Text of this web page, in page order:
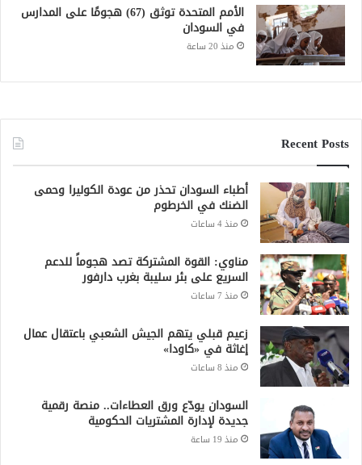
الأمم المتحدة توثق (67) هجومًا على المدارس
في السودان
منذ 20 ساعة
Recent Posts
أطباء السودان تحذر من عودة الكوليرا وحمى
الضنك في الخرطوم
منذ 4 ساعات
مناوي: القوة المشتركة تصد هجوماً للدعم
السريع على بئر سليبة بغرب دارفور
منذ 7 ساعات
زعيم قبلي يتهم الجيش الشعبي باعتقال عمال
إغاثة في «كاودا»
منذ 8 ساعات
السودان يودّع ورق العطاءات.. منصة رقمية
جديدة لإدارة المشتريات الحكومية
منذ 19 ساعة